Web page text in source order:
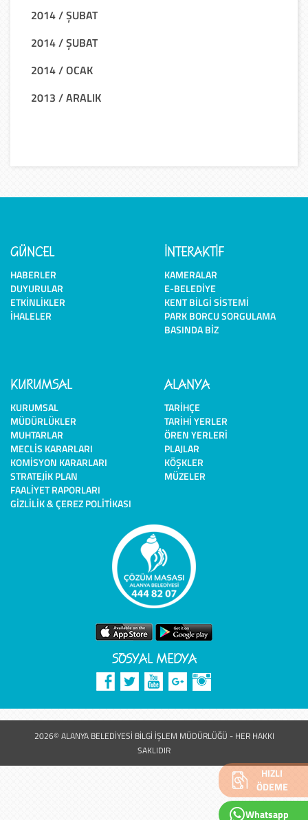
HIZLI
ÖDEME
Whatsapp
2014 / ŞUBAT
2014 / ŞUBAT
2014 / OCAK
2013 / ARALIK
GÜNCEL
HABERLER
DUYURULAR
ETKINLIKLER
İHALELER
İNTERAKTİF
KAMERALAR
E-BELEDIYE
KENT BILGI SISTEMI
PARK BORCU SORGULAMA
BASINDA BIZ
KURUMSAL
KURUMSAL
MÜDÜRLÜKLER
MUHTARLAR
MECLIS KARARLARI
KOMISYON KARARLARI
STRATEJIK PLAN
FAALIYET RAPORLARI
GIZLILIK & ÇEREZ POLITIKASI
ALANYA
TARIHÇE
TARIHI YERLER
ÖREN YERLERI
PLAJLAR
KÖŞKLER
MÜZELER
SOSYAL MEDYA
2026© ALANYA BELEDİYESİ BİLGİ İŞLEM MÜDÜRLÜĞÜ - HER HAKKI
SAKLIDIR